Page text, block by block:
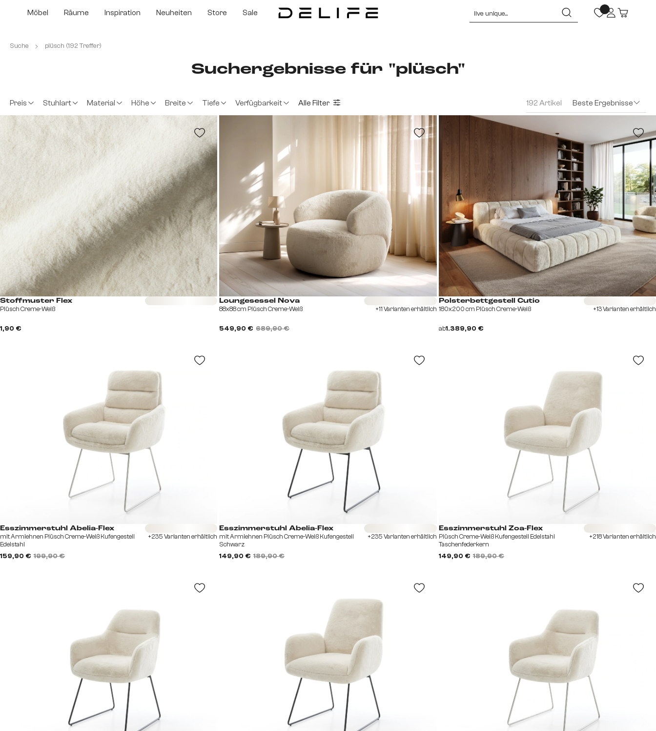
Hauptinhalt springen
Zur Suche springen
Zur Hauptnavigation springen
Möbel Räume Inspiration Neuheiten Store Sale
Suche plüsch (192 Treffer)
Suchergebnisse für "plüsch"
Preis Stuhlart Material Höhe Breite Tiefe Verfügbarkeit Alle Filter 192 Artikel Beste Ergebnisse
Stoffmuster Flex
Plüsch Creme-Weiß
1,90 €
Loungesessel Nova
88x88 cm Plüsch Creme-Weiß
549,90 € 689,90 €
+11 Varianten erhältlich
Polsterbettgestell Cutio
180x200 cm Plüsch Creme-Weiß
ab1.389,90 €
+13 Varianten erhältlich
Esszimmerstuhl Abelia-Flex
mit Armlehnen Plüsch Creme-Weiß Kufengestell
Edelstahl
159,90 € 199,90 €
+235 Varianten erhältlich
Esszimmerstuhl Abelia-Flex
mit Armlehnen Plüsch Creme-Weiß Kufengestell
Schwarz
149,90 € 189,90 €
+235 Varianten erhältlich
Esszimmerstuhl Zoa-Flex
Plüsch Creme-Weiß Kufengestell Edelstahl
Taschenfederkern
149,90 € 189,90 €
+218 Varianten erhältlich